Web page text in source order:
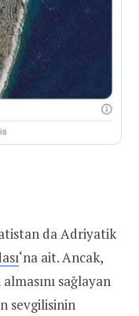
da Adriyatik
‘na ait. Ancak,
sağlayan
sevgilisinin